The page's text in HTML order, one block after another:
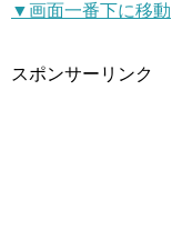
▼画面一番下に移動
スポンサーリンク